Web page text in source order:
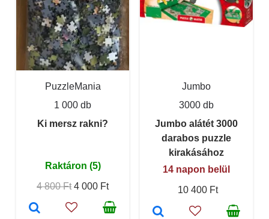
PuzzleMania
1 000 db
Ki mersz rakni?
Raktáron (5)
4 800 Ft 4 000 Ft
Jumbo
3000 db
Jumbo alátét 3000
darabos puzzle
kirakásához
14 napon belül
10 400 Ft